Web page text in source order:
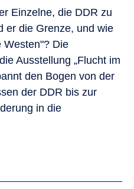
Einzelne, die DDR zu
er die Grenze, und wie
Westen"? Die
Ausstellung „Flucht im
den Bogen von der
der DDR bis zur
in die